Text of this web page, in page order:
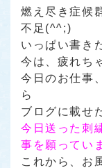
燃え尽き症候
不足(^^;)
いっぱい書き
今は、疲れち
今日のお仕事
ら
ブログに載せ
今日送った刺
事を願ってい
これから、お